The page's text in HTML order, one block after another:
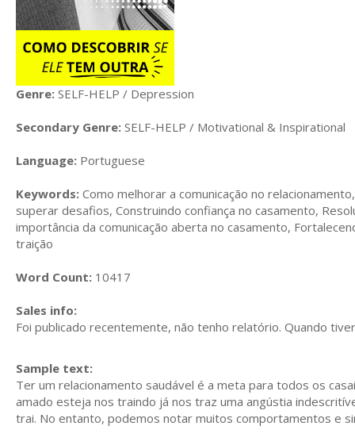
Genre: SELF-HELP / Depression
Secondary Genre: SELF-HELP / Motivational & Inspirational
Language: Portuguese
Keywords: Como melhorar a comunicação no
superar desafios, Construindo confiança no casamento,
importância da comunicação aberta no casamento,
traição
Word Count: 10417
Sales info:
Foi publicado recentemente, não tenho relatório. Quando
Sample text:
Ter um relacionamento saudável é a meta para todos os
amado esteja nos traindo já nos traz uma angústia
trai. No entanto, podemos notar muitos comportamentos e